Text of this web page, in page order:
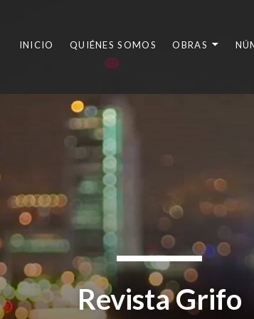
INICIO QUIÉNES SOMOS OBRAS
Revista Grifo